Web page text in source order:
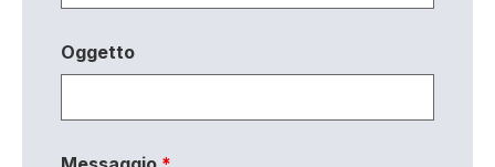
Oggetto